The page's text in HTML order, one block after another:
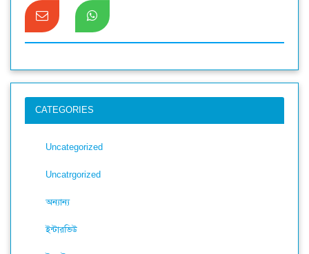
CATEGORIES
Uncategorized
Uncatrgorized
অন্যান্য
ইন্টারভিউ